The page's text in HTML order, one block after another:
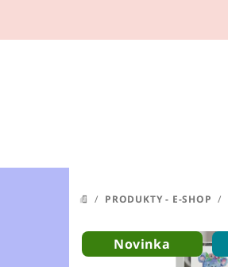
DOMŮ
/ PRODUKTY - E-SHOP /
Novinka